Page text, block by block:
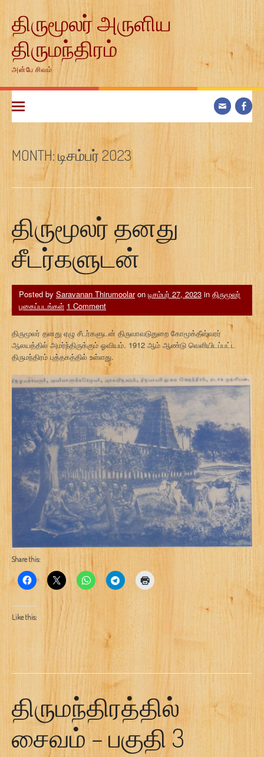
contentதிருமூலர் அருளிய
திருமந்திரம்
அன்பே சிவம்
MONTH:டிசம்பர் 2023
திருமூலர் தனது
சீடர்களுடன்
Posted by Saravanan Thirumoolaron டிசம்பர் 27, 2023 in திருமூலர்
புகைப்படங்கள் 1 Comment
திருமூலர் தனது ஏழு சீடர்களுடன் திருவாவடுதுறை கோமூக்தீஸ்வரர்
ஆலயத்தில் அமர்ந்திருக்கும் ஓவியம். 1912 ஆம் ஆண்டு வெளியிடப்பட்ட
திருமந்திரம் புத்தகத்தில் உள்ளது.
Share this:
Like this:
திருமந்திரத்தில்
சைவம் – பகுதி 3